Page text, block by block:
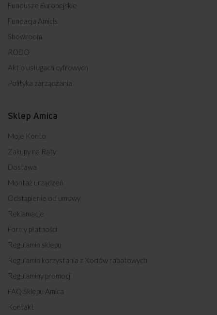
Fundusze Europejskie
Fundacja Amicis
Showroom
RODO
Akt o usługach cyfrowych
Polityka zarządzania
Sklep Amica
Moje Konto
Zakupy na Raty
Dostawa
Montaż urządzeń
Odstąpienie od umowy
Reklamacje
Formy płatności
Regulamin sklepu
Regulamin korzystania z Kodów rabatowych
Regulaminy promocji
FAQ Sklepu Amica
Kontakt